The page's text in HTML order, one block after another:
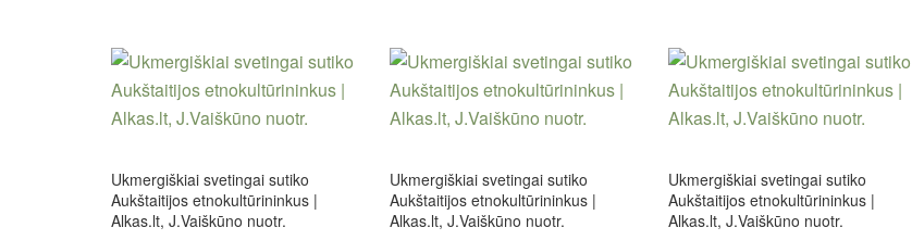
Ukmergiškiai svetingai sutiko
Aukštaitijos etnokultūrininkus |
Alkas.lt, J.Vaiškūno nuotr.
Ukmergiškiai svetingai sutiko
Aukštaitijos etnokultūrininkus |
Alkas.lt, J.Vaiškūno nuotr.
Ukmergiškiai svetingai sutiko
Aukštaitijos etnokultūrininkus |
Alkas.lt, J.Vaiškūno nuotr.